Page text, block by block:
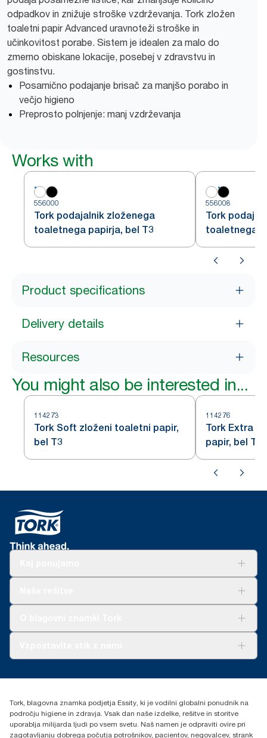
odpadkov in znižuje stroške vzdrževanja. Tork zložen
toaletni papir Advanced uravnoteži stroške in
učinkovitost porabe. Sistem je idealen za malo do
zmerno obiskane lokacije, posebej v zdravstvu in
gostinstvu.
Posamično podajanje brisač za manjšo porabo in
večjo higieno
Preprosto polnjenje: manj vzdrževanja
Works with
556000
Tork podajalnik zloženega
toaletnega papirja, bel T3
556008
Tork
toaletnega
Product specifications
Delivery details
Resources
You might also be interested in...
114273
Tork Soft zloženi toaletni papir,
bel T3
114276
Tork Extra
papir, bel T3
Essity Hungary Kft. Professional Hygiene
Budakeszi út 51.
Tork, blagovna znamka podjetja Essity, ki je vodilni globalni ponudnik na
področju higiene in zdravja. Vsak dan naše izdelke, rešitve in storitve
uporablja milijarda ljudi po vsem svetu. Naš namen je odpraviti ovire pri
zagotavljanju dobrega počutja potrošnikov, pacientov, negovalcev, strank